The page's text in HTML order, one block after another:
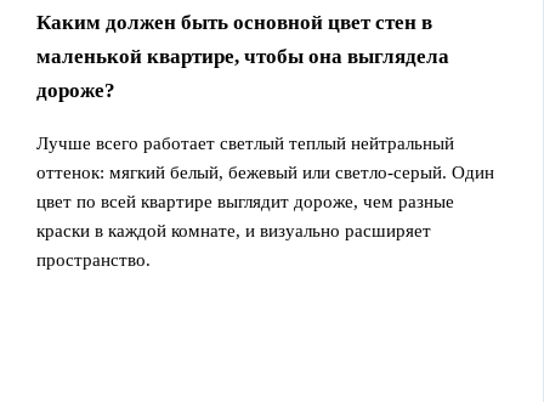
Каким должен быть основной цвет стен в
маленькой квартире, чтобы она выглядела
дороже?
Лучше всего работает светлый теплый нейтральный
оттенок: мягкий белый, бежевый или светло-серый. Один
цвет по всей квартире выглядит дороже, чем разные
краски в каждой комнате, и визуально расширяет
пространство.